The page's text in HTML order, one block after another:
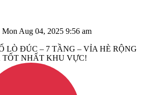
Mon Aug 04, 2025 9:56 am
LÒ ĐÚC – 7 TẦNG – VỈA HÈ RỘNG
NHẤT KHU VỰC!